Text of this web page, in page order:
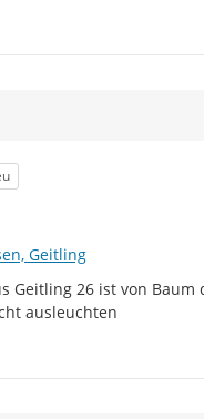
Geitling
Geitling 26 ist von Baum
ausleuchten